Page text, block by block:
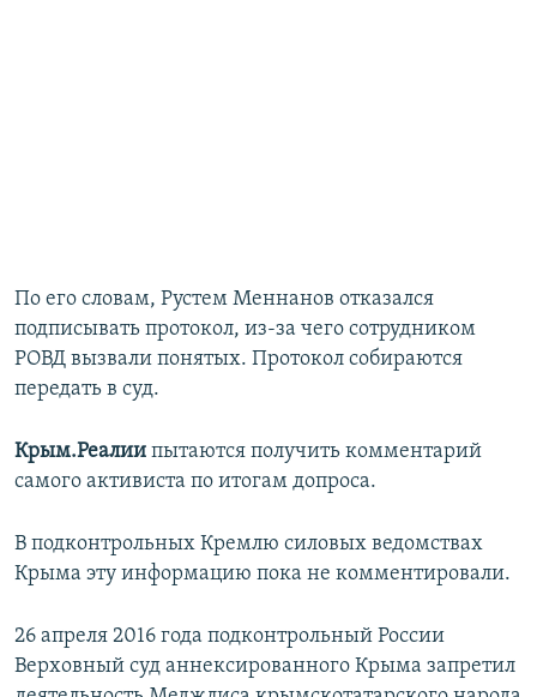
По его словам, Рустем Меннанов отказался
подписывать протокол, из-за чего сотрудником
РОВД вызвали понятых. Протокол собираются
передать в суд.
Крым.Реалии пытаются получить комментарий
самого активиста по итогам допроса.
В подконтрольных Кремлю силовых ведомствах
Крыма эту информацию пока не комментировали.
26 апреля 2016 года подконтрольный России
Верховный суд аннексированного Крыма запретил